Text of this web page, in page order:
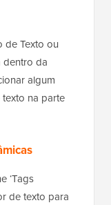
de Texto ou
dentro da
algum
na parte
‘Tags
de texto para